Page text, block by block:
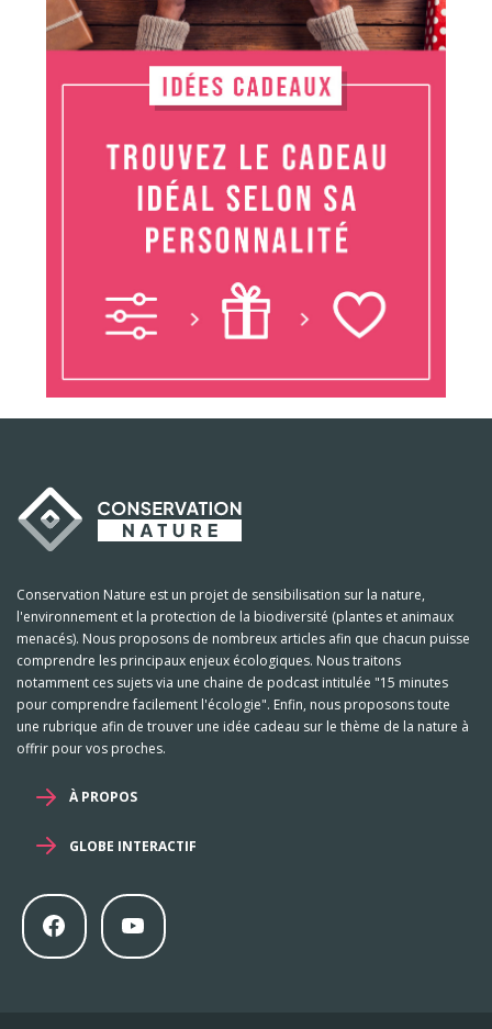
Conservation Nature est un projet de sensibilisation sur la nature,
l'environnement et la protection de la biodiversité (plantes et animaux
menacés). Nous proposons de nombreux articles afin que chacun puisse
comprendre les principaux enjeux écologiques. Nous traitons
notamment ces sujets via une chaine de podcast intitulée "15 minutes
pour comprendre facilement l'écologie". Enfin, nous proposons toute
une rubrique afin de trouver une idée cadeau sur le thème de la nature à
offrir pour vos proches.
À PROPOS
GLOBE INTERACTIF